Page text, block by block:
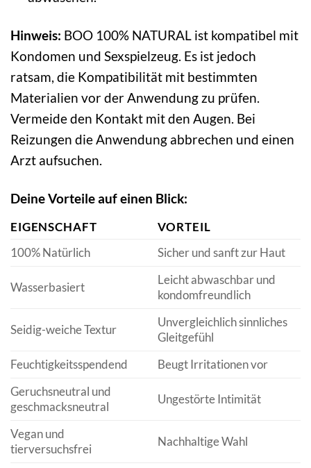
Hinweis: BOO 100% NATURAL ist kompatibel mit
Kondomen und Sexspielzeug. Es ist jedoch
ratsam, die Kompatibilität mit bestimmten
Materialien vor der Anwendung zu prüfen.
Vermeide den Kontakt mit den Augen. Bei
Reizungen die Anwendung abbrechen und einen
Arzt aufsuchen.
Deine Vorteile auf einen Blick:
EIGENSCHAFT
VORTEIL
100% Natürlich
Sicher und sanft zur Haut
Wasserbasiert
Leicht abwaschbar und
kondomfreundlich
Seidig-weiche Textur
Unvergleichlich sinnliches
Gleitgefühl
Feuchtigkeitsspendend
Beugt Irritationen vor
Geruchsneutral und
geschmacksneutral
Ungestörte Intimität
Vegan und
tierversuchsfrei
Nachhaltige Wahl